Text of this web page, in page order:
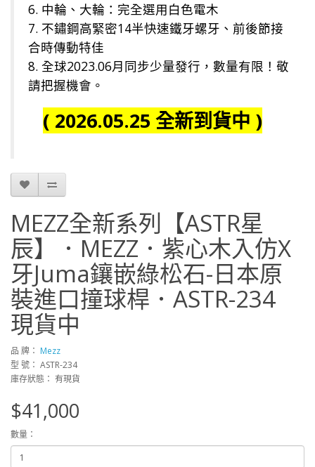
6. 中輪、大輪：完全選用白色電木
7. 不鏽鋼高緊密14半快速鐵牙螺牙、前後節接
合時傳動特佳
8. 全球2023.06月同步少量發行，數量有限！敬
請把握機會。
( 2026.05.25 全新到貨中 )
MEZZ全新系列【ASTR星
辰】．MEZZ．紫心木入仿X
牙Juma鑲嵌綠松石-日本原
裝進口撞球桿．ASTR-234
現貨中
品 牌： Mezz
型 號： ASTR-234
庫存狀態： 有現貨
$41,000
數量：